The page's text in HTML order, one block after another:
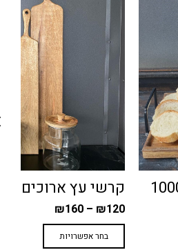
איינשטיין מנופף
₪112
מידע נוסף